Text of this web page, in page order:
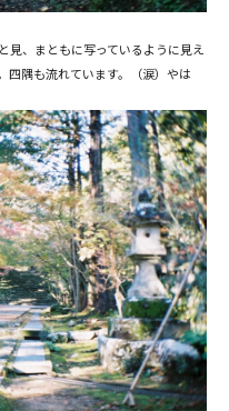
、まともに写っているように見え
四隅も流れています。（涙）やは